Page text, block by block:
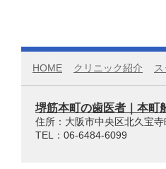
HOME クリニック紹介
堺筋本町の歯医者｜本町
住所：大阪市中央区北久宝
TEL：06-6484-6099